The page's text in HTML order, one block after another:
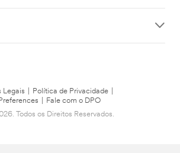
Legais Política de Privacidade
Fale com o DPO
Todos os Direitos Reservados.